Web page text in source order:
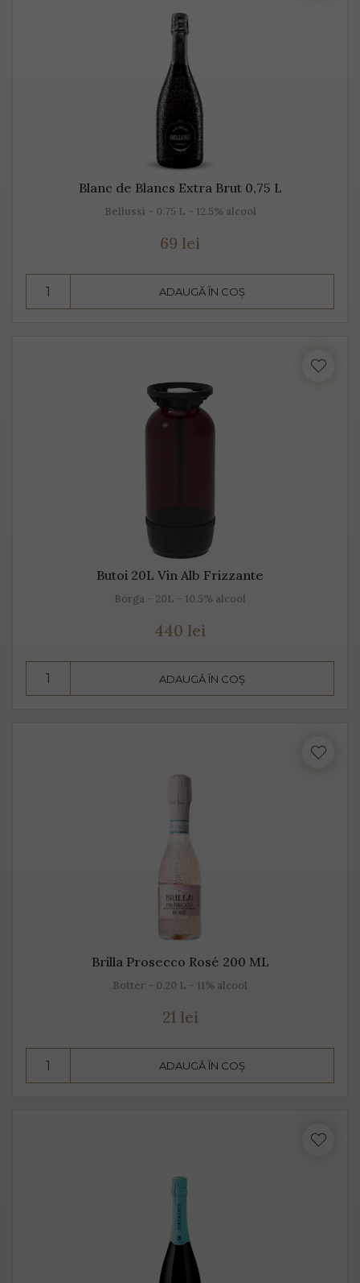
Blanc de Blancs Extra Brut 0,75 L
Bellussi - 0.75 L - 12.5% alcool
69 lei
ADAUGĂ ÎN COȘ
Butoi 20L Vin Alb Frizzante
Borga - 20L - 10.5% alcool
440 lei
ADAUGĂ ÎN COȘ
Brilla Prosecco Rosé 200 ML
Botter - 0.20 L - 11% alcool
21 lei
ADAUGĂ ÎN COȘ